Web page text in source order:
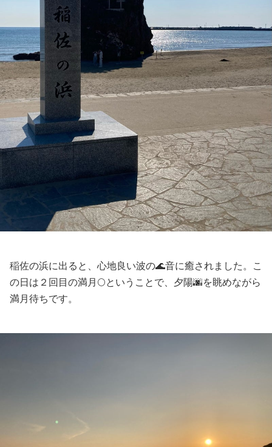
稲佐の浜に出ると、心地良い波の🌊音に癒されました。こ
の日は２回目の満月🌕ということで、夕陽🌆を眺めながら
満月待ちです。